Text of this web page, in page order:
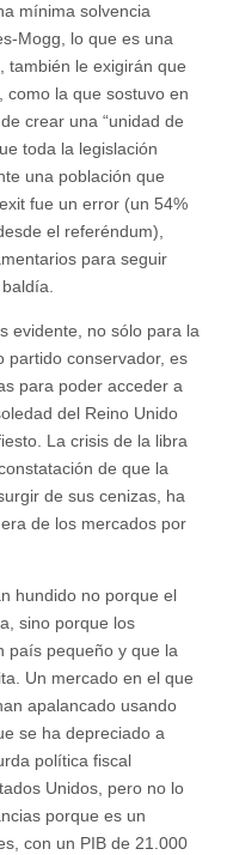
mínima solvencia
Mogg, lo que es una
también le exigirán que
como la que sostuvo en
crear una “unidad de
toda la legislación
una población que
fue un error (un 54%
el referéndum),
para seguir
evidente, no sólo para la
partido conservador, es
para poder acceder a
del Reino Unido
La crisis de la libra
de que la
de sus cenizas, ha
de los mercados por
hundido no porque el
sino porque los
país pequeño y que la
Un mercado en el que
apalancado usando
se ha depreciado a
política fiscal
Unidos, pero no lo
porque es un
con un PIB de 21.000